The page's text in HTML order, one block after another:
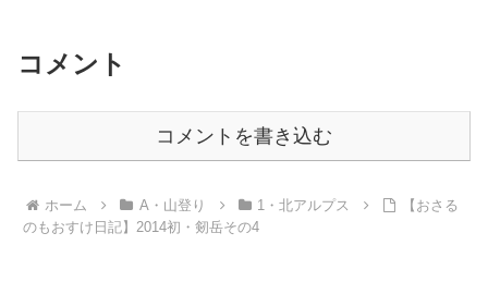
コメント
コメントを書き込む
ホーム A・山登り 1・北アルプス
【おさる
のもおすけ日記】2014初・剱岳その4